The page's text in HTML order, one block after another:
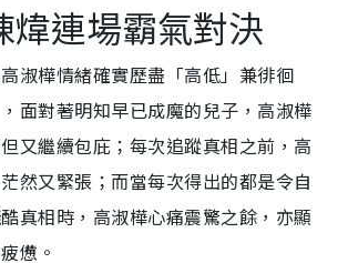
煒連場霸氣對決
淑樺情緒確實歷盡「高低」兼徘徊
，面對著明知早已成魔的兒子，高淑樺
又繼續包庇；每次追蹤真相之前，高
然又緊張；而當每次得出的都是令自
真相時，高淑樺心痛震驚之餘，亦顯
憊。